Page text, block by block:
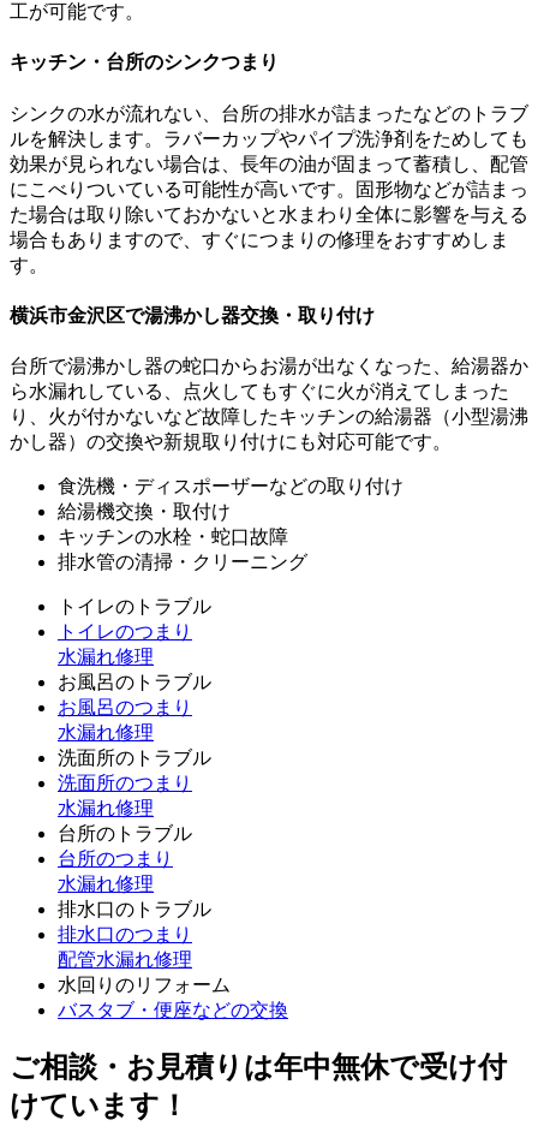
工が可能です。
キッチン・台所のシンクつまり
シンクの水が流れない、台所の排水が詰まったなどのトラブ
ルを解決します。ラバーカップやパイプ洗浄剤をためしても
効果が見られない場合は、長年の油が固まって蓄積し、配管
にこべりついている可能性が高いです。固形物などが詰まっ
た場合は取り除いておかないと水まわり全体に影響を与える
場合もありますので、すぐにつまりの修理をおすすめしま
す。
横浜市金沢区で湯沸かし器交換・取り付け
台所で湯沸かし器の蛇口からお湯が出なくなった、給湯器か
ら水漏れしている、点火してもすぐに火が消えてしまった
り、火が付かないなど故障したキッチンの給湯器（小型湯沸
かし器）の交換や新規取り付けにも対応可能です。
食洗機・ディスポーザーなどの取り付け
給湯機交換・取付け
キッチンの水栓・蛇口故障
排水管の清掃・クリーニング
トイレのトラブル
トイレのつまり
水漏れ修理
お風呂のトラブル
お風呂のつまり
水漏れ修理
洗面所のトラブル
洗面所のつまり
水漏れ修理
台所のトラブル
台所のつまり
水漏れ修理
排水口のトラブル
排水口のつまり
配管水漏れ修理
水回りのリフォーム
バスタブ・便座などの交換
ご相談・お見積りは年中無休で受け付
けています！